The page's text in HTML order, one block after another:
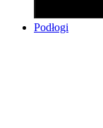
Podłogi